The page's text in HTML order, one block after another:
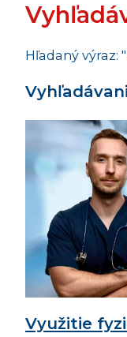
Hľadaný výraz:
Využitie